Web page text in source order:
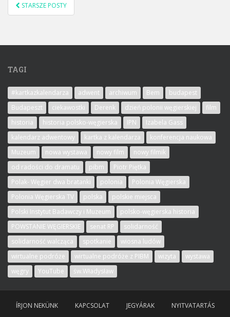
NAWIGACJA POSTÓW
STARSZE POSTY
TAGI
#kartkazkalendarza adwent archiwum Bem
budapest
Budapeszt
ciekawostki Derenk dzień polonii węgierskiej
film
historia
historia polsko-węgierska IPN
Izabela Gass
kalendarz adwentowy
kartka z kalendarza
konferencja naukowa
Muzeum
nowa wystawa nowy film
nowy filmik
od radości do dramatu
pibm
Piotr Piętka
Polak- Węgier dwa bratanki
polonia
Polonia Węgierska
Polonia Węgierska TV
polska
polskie miejsca
Polski Instytut Badawczy i Muzeum
polsko-węgierska historia
POWSTANIE WĘGIERSKIE
senat RP
solidarność
solidarność walcząca
spotkanie
wiosna ludów
wirtualne podróże
wirtualne podróże z PIBM wizyta
wystawa
węgry
YouTube św.Władysław
ÍRJON NEKÜNK KAPCSOLAT JEGYÁRAK NYITVATARTÁS